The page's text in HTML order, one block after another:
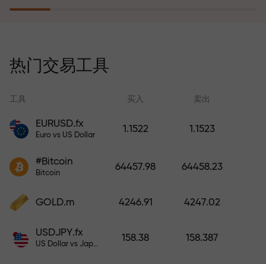
证6个月内利润增长3倍。放心交易—
您的资金受到保护！
奖金。X1000不是印刷错误。存款
热门交易工具
工具 买入 卖出
EURUSD.fx
Euro vs US Dollar
1.1522 1.1523
#Bitcoin
Bitcoin
64457.98 64458.23
GOLD.m 4246.91 4247.02
USDJPY.fx
US Dollar vs Japanese Yen
158.38 158.387